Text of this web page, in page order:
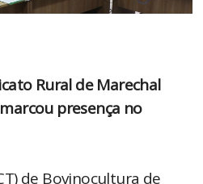
Rural de Marechal
presença no
de Bovinocultura de